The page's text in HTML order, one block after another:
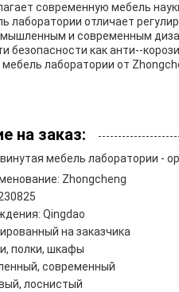
современную мебель
лаборатории отличает
и современным
безопасности как анти--
лаборатории от
на заказ:
мебель лаборатории -
Zhongcheng
Qingdao
на заказчика
полки, шкафы
современный
лоснистый